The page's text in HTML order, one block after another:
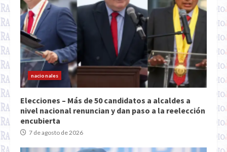
nacionales
Elecciones – Más de 50 candidatos a alcaldes a
nivel nacional renuncian y dan paso a la reelección
encubierta
7 de agosto de 2026